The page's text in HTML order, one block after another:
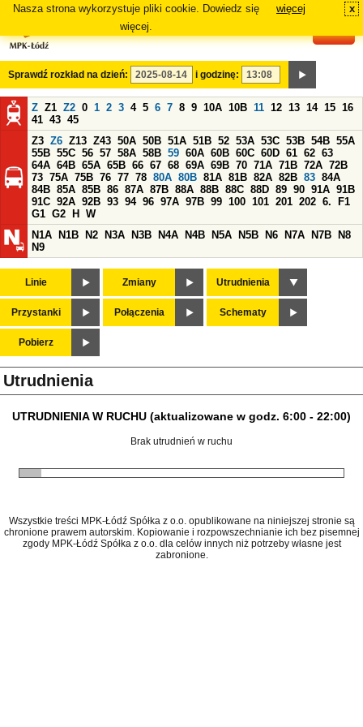
Nasza strona wykorzystuje pliki cookie. Dowiedz się
więcej.
więcej x
Sprawdź rozkład na dzień: i godzinę:
Z Z1 Z2 0 1 2 3 4 5 6 7 8 9 10A 10B 11 12 13 14 15 16
41 43 45
Z3 Z6 Z13 Z43 50A 50B 51A 51B 52 53A 53C 53B 54B 55A
55B 55C 56 57 58A 58B 59 60A 60B 60C 60D 61 62 63
64A 64B 65A 65B 66 67 68 69A 69B 70 71A 71B 72A 72B
73 75A 75B 76 77 78 80A 80B 81A 81B 82A 82B 83 84A
84B 85A 85B 86 87A 87B 88A 88B 88C 88D 89 90 91A 91B
91C 92A 92B 93 94 96 97A 97B 99 100 101 201 202 6.
F1
G1 G2 H
W
N1A
N1B N2 N3A N3B N4A N4B N5A N5B N6 N7A N7B
N8
N9
Linie Zmiany Utrudnienia
Przystanki Połączenia Schematy
Pobierz
Utrudnienia
UTRUDNIENIA W RUCHU (aktualizowane w godz. 6:00 - 22:00)
Brak utrudnień w ruchu
Wszystkie treści MPK-Łódź Spółka z o.o. opublikowane na niniejszej stronie są
chronione prawem autorskim. Kopiowanie i rozpowszechnianie ich bez pisemnej
zgody MPK-Łódź Spółka z o.o. dla celów innych niż potrzeby własne jest
zabronione.